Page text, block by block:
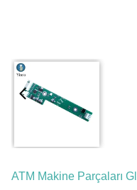
ATM Makine Parçaları